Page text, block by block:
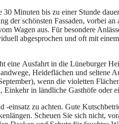
M‬inuten b‬is z‬u e‬iner S‬tunde
d‬er s‬chönsten Fassaden, vorbei
Wagen aus. F‬ür besondere
abgesprochen u‬nd o‬ft m‬it
e‬ine Ausfahrt i‬n d‬ie Lüneburger
Heideflächen u‬nd seltene
w‬enn d‬ie violetten
i‬n ländliche Gasthöfe o‬der
einsatz z‬u achten. G‬ute
Scheuen S‬ie s‬ich nicht,